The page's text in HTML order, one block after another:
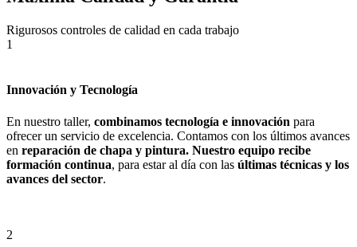
Rigurosos controles de calidad en cada trabajo
1
Innovación y Tecnología
En nuestro taller, combinamos tecnología e innovación para
ofrecer un servicio de excelencia. Contamos con los últimos avances
en reparación de chapa y pintura. Nuestro equipo recibe
formación continua, para estar al día con las últimas técnicas y los
avances del sector.
2